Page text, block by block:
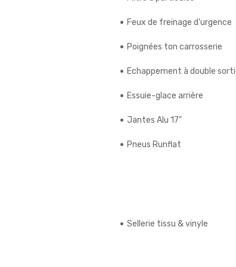
Feux de freinage d'urgence
Poignées ton carrosserie
Echappement à double
Essuie-glace arrière
Jantes Alu 17"
Pneus Runflat
Sellerie tissu & vinyle